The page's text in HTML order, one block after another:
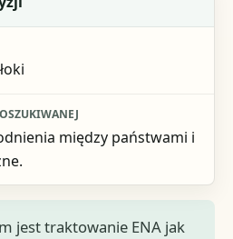
między państwami i
jest traktowanie ENA jak